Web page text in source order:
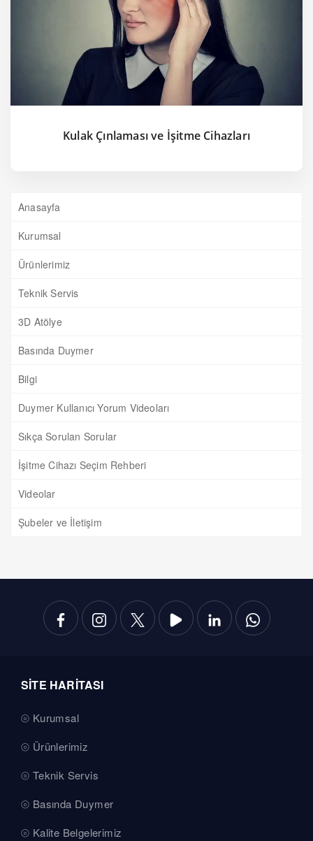
Kulak Çınlaması ve İşitme Cihazları
Anasayfa
Kurumsal
Ürünlerimiz
Teknik Servis
3D Atölye
Basında Duymer
Bilgi
Duymer Kullanıcı Yorum Videoları
Sıkça Sorulan Sorular
İşitme Cihazı Seçim Rehberi
Videolar
Şubeler ve İletişim
SİTE HARİTASI
Kurumsal
Ürünlerimiz
Teknik Servis
Basında Duymer
Kalite Belgelerimiz